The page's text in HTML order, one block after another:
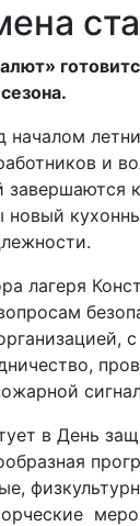
и
завершаются
новый
лагеря
в День